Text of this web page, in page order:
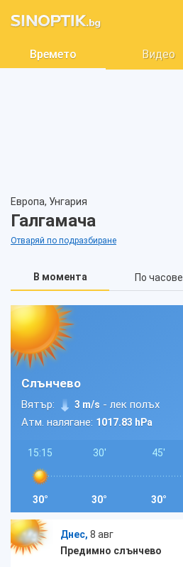
Времето Видео
Европа, Унгария
Галгамача
Отваряй по подразбиране
В момента По часове
Слънчево
Вятър: 3 m/s - лек полъх
Атм. налягане: 1017.83 hPa
15:15
30°
30'
30°
45'
30°
Днес, 8 авг
Предимно слънчево